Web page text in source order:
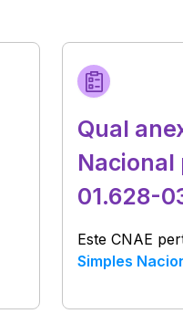
Qual
Nacional
01.628-
Este CNAE
Simples